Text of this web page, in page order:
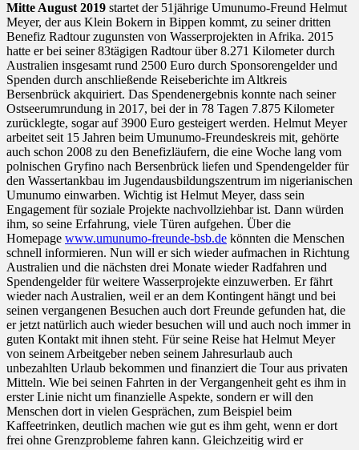
Mitte August 2019 startet der 51jährige Umunumo-Freund Helmut
Meyer, der aus Klein Bokern in Bippen kommt, zu seiner dritten
Benefiz Radtour zugunsten von Wasserprojekten in Afrika. 2015
hatte er bei seiner 83tägigen Radtour über 8.271 Kilometer durch
Australien insgesamt rund 2500 Euro durch Sponsorengelder und
Spenden durch anschließende Reiseberichte im Altkreis
Bersenbrück akquiriert. Das Spendenergebnis konnte nach seiner
Ostseerumrundung in 2017, bei der in 78 Tagen 7.875 Kilometer
zurücklegte, sogar auf 3900 Euro gesteigert werden. Helmut Meyer
arbeitet seit 15 Jahren beim Umunumo-Freundeskreis mit, gehörte
auch schon 2008 zu den Benefizläufern, die eine Woche lang vom
polnischen Gryfino nach Bersenbrück liefen und Spendengelder für
den Wassertankbau im Jugendausbildungszentrum im nigerianischen
Umunumo einwarben. Wichtig ist Helmut Meyer, dass sein
Engagement für soziale Projekte nachvollziehbar ist. Dann würden
ihm, so seine Erfahrung, viele Türen aufgehen. Über die
Homepage www.umunumo-freunde-bsb.de könnten die Menschen
schnell informieren. Nun will er sich wieder aufmachen in Richtung
Australien und die nächsten drei Monate wieder Radfahren und
Spendengelder für weitere Wasserprojekte einzuwerben. Er fährt
wieder nach Australien, weil er an dem Kontingent hängt und bei
seinen vergangenen Besuchen auch dort Freunde gefunden hat, die
er jetzt natürlich auch wieder besuchen will und auch noch immer in
guten Kontakt mit ihnen steht. Für seine Reise hat Helmut Meyer
von seinem Arbeitgeber neben seinem Jahresurlaub auch
unbezahlten Urlaub bekommen und finanziert die Tour aus privaten
Mitteln. Wie bei seinen Fahrten in der Vergangenheit geht es ihm in
erster Linie nicht um finanzielle Aspekte, sondern er will den
Menschen dort in vielen Gesprächen, zum Beispiel beim
Kaffeetrinken, deutlich machen wie gut es ihm geht, wenn er dort
frei ohne Grenzprobleme fahren kann. Gleichzeitig wird er